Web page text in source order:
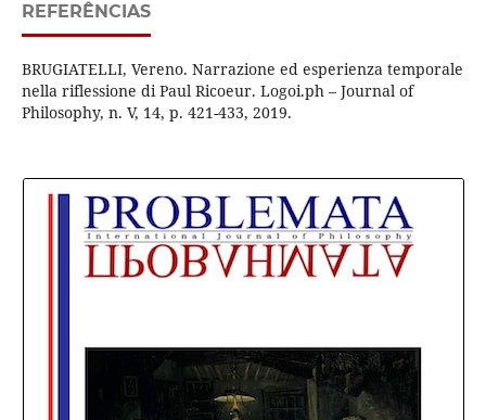
REFERÊNCIAS
BRUGIATELLI, Vereno. Narrazione ed esperienza temporale
nella riflessione di Paul Ricoeur. Logoi.ph – Journal of
Philosophy, n. V, 14, p. 421-433, 2019.